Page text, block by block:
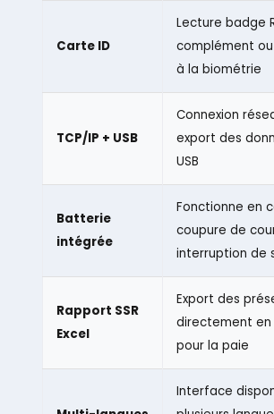
Carte ID
Lecture badge
complément
à la biométrie
TCP/IP + USB
Connexion
export des
USB
Batterie
intégrée
Fonctionne en
coupure de
interruption de
Rapport SSR
Excel
Export des
directement en
pour la paie
Interface